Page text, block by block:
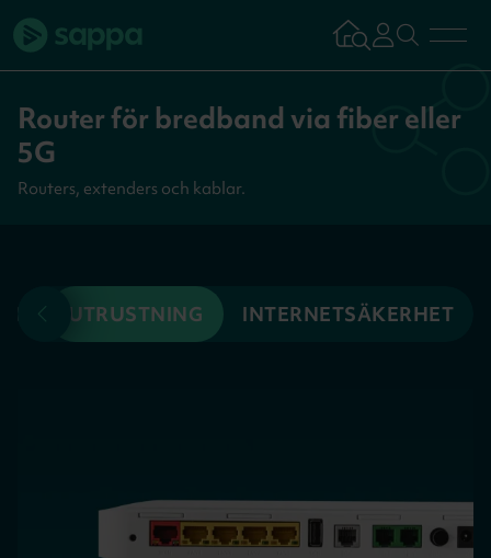
Bredband
TV & Streaming
Kundsupport
Router för bredband via fiber eller
5G
Routers, extenders och kablar.
UTRUSTNING INTERNETSÄKERHET